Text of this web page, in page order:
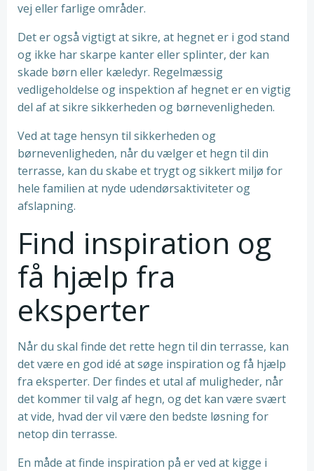
vej eller farlige områder.
Det er også vigtigt at sikre, at hegnet er i god stand
og ikke har skarpe kanter eller splinter, der kan
skade børn eller kæledyr. Regelmæssig
vedligeholdelse og inspektion af hegnet er en vigtig
del af at sikre sikkerheden og børnevenligheden.
Ved at tage hensyn til sikkerheden og
børnevenligheden, når du vælger et hegn til din
terrasse, kan du skabe et trygt og sikkert miljø for
hele familien at nyde udendørsaktiviteter og
afslapning.
Find inspiration og
få hjælp fra
eksperter
Når du skal finde det rette hegn til din terrasse, kan
det være en god idé at søge inspiration og få hjælp
fra eksperter. Der findes et utal af muligheder, når
det kommer til valg af hegn, og det kan være svært
at vide, hvad der vil være den bedste løsning for
netop din terrasse.
En måde at finde inspiration på er ved at kigge i